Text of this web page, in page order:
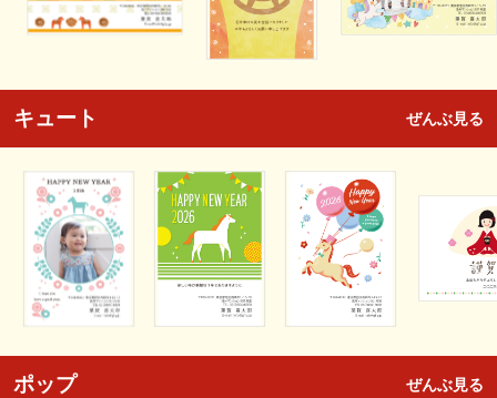
キュート ぜんぶ見る
ポップ ぜんぶ見る